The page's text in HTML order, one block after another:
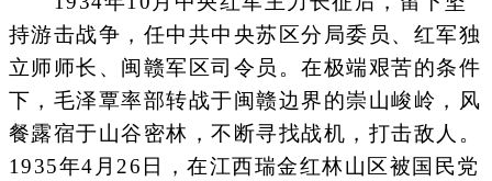
持游击战争，任中共中央苏区分局委员、红军独
立师师长、闽赣军区司令员。在极端艰苦的条件
下，毛泽覃率部转战于闽赣边界的崇山峻岭，风
餐露宿于山谷密林，不断寻找战机，打击敌人。
1935年4月26日，在江西瑞金红林山区被国民党